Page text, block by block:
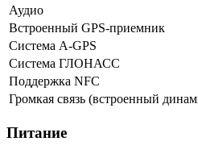
Аудио
Встроенный GPS-приемник
Cистема A-GPS
Система ГЛОНАСС
Поддержка NFC
Громкая связь (встроенный
Питание